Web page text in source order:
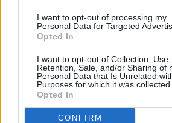
I want to opt-out of processing my
Personal Data for Targeted
Opted In
I want to opt-out of Collection, Use,
Retention, Sale, and/or Sharing of
Personal Data that Is Unrelated
Purposes for which it was collected.
Opted In
CONFIRM
Mänttä-Vilppula
Nokia
Sastamala
Tampere Urjala
Vesilahti
Virrat Ylöjärvi
Pohjanmaa